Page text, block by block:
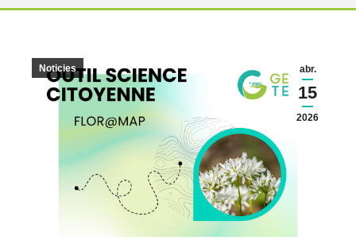
abr.
15
2026
Noticies